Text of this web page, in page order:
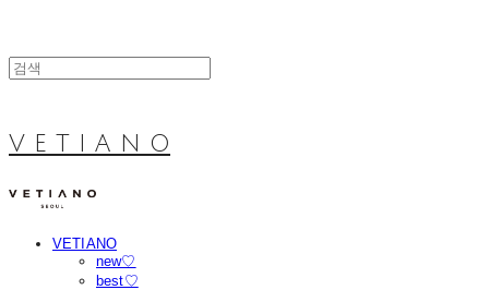
V E T I A N O
VETIANO
new♡
best♡